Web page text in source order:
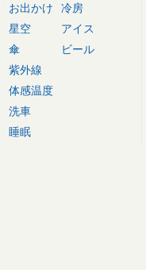
お出かけ
星空
傘
紫外線
体感温度
洗車
睡眠
冷房
アイス
ビール